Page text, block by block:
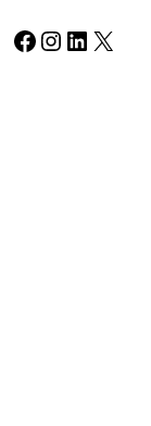
Facebook Instagram LinkedIn X